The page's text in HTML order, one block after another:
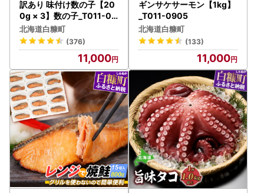
返品方法等については個別にご相談させていただきます。
訳あり 味付け数の子【20
0g × 3】数の子_T011-01
40
北海道白糠町
(376)
11,000
ギンサケサーモン【1kg】
_T011-0905
北海道白糠町
(133)
11,000